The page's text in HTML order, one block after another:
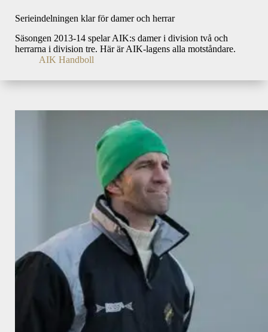
Serieindelningen klar för damer och herrar
Säsongen 2013-14 spelar AIK:s damer i division två och
herrarna i division tre. Här är AIK-lagens alla motståndare.
AIK Handboll